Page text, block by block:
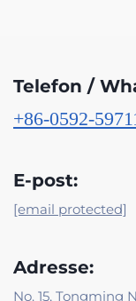
Telefon /
+86-0592-
E-post:
[email protected]
Adresse:
No. 15, Tongming